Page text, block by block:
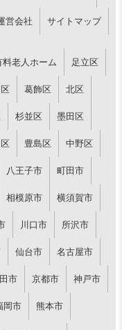
営会社 サイトマップ
老人ホーム 足立区
葛飾区 北区
杉並区 墨田区
豊島区 中野区
八王子市 町田市
相模原市 横須賀市
川口市 所沢市
仙台市 名古屋市
市 京都市 神戸市
岡市 熊本市